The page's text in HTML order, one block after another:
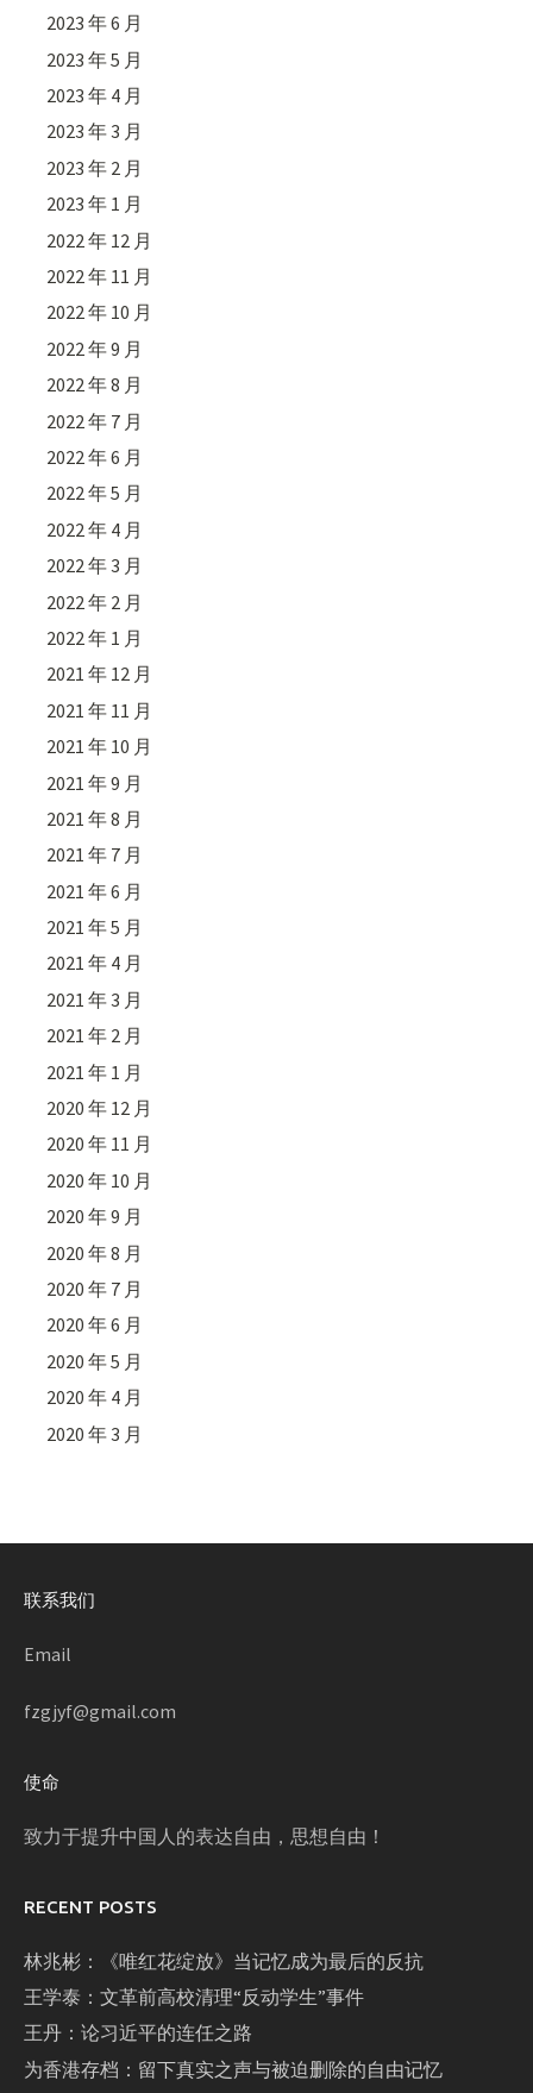
2023 年 6 月
2023 年 5 月
2023 年 4 月
2023 年 3 月
2023 年 2 月
2023 年 1 月
2022 年 12 月
2022 年 11 月
2022 年 10 月
2022 年 9 月
2022 年 8 月
2022 年 7 月
2022 年 6 月
2022 年 5 月
2022 年 4 月
2022 年 3 月
2022 年 2 月
2022 年 1 月
2021 年 12 月
2021 年 11 月
2021 年 10 月
2021 年 9 月
2021 年 8 月
2021 年 7 月
2021 年 6 月
2021 年 5 月
2021 年 4 月
2021 年 3 月
2021 年 2 月
2021 年 1 月
2020 年 12 月
2020 年 11 月
2020 年 10 月
2020 年 9 月
2020 年 8 月
2020 年 7 月
2020 年 6 月
2020 年 5 月
2020 年 4 月
2020 年 3 月
联系我们
Email
fzgjyf@gmail.com
使命
致力于提升中国人的表达自由，思想自由！
RECENT POSTS
林兆彬：《唯红花绽放》当记忆成为最后的反抗
王学泰：文革前高校清理“反动学生”事件
王丹：论习近平的连任之路
为香港存档：留下真实之声与被迫删除的自由记忆